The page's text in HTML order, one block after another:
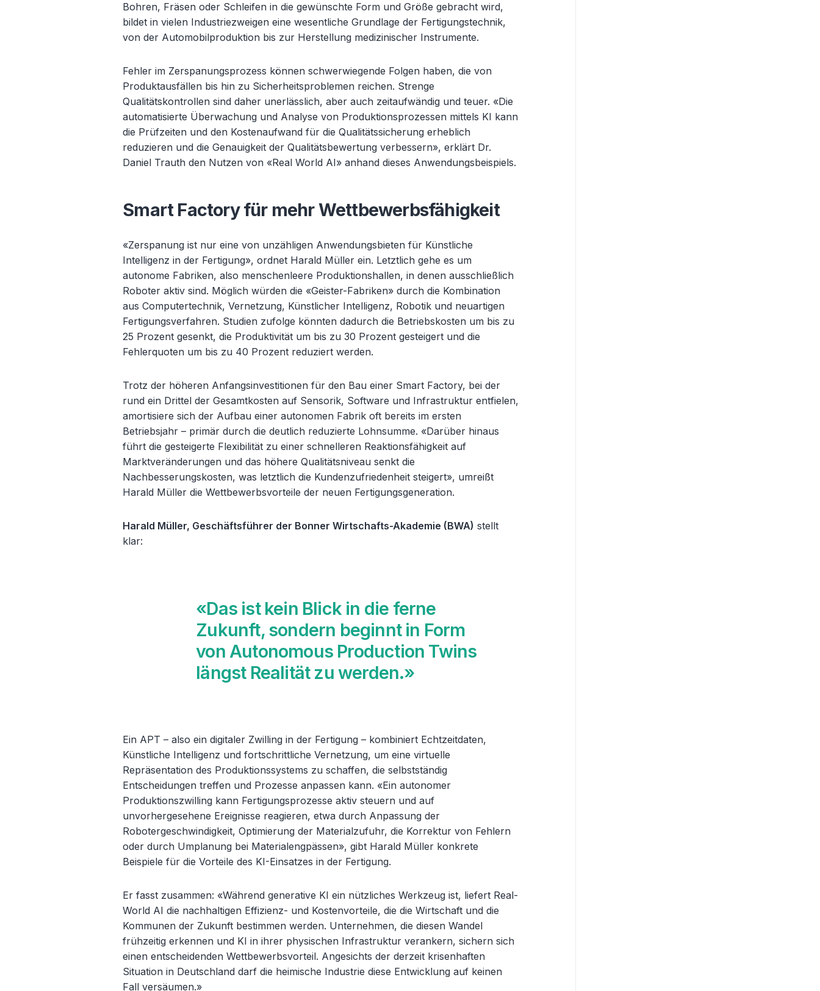
Bohren, Fräsen oder Schleifen in die gewünschte Form und Größe gebracht wird,
bildet in vielen Industriezweigen eine wesentliche Grundlage der Fertigungstechnik,
von der Automobilproduktion bis zur Herstellung medizinischer Instrumente.
Fehler im Zerspanungsprozess können schwerwiegende Folgen haben, die von
Produktausfällen bis hin zu Sicherheitsproblemen reichen. Strenge
Qualitätskontrollen sind daher unerlässlich, aber auch zeitaufwändig und teuer. «Die
automatisierte Überwachung und Analyse von Produktionsprozessen mittels KI kann
die Prüfzeiten und den Kostenaufwand für die Qualitätssicherung erheblich
reduzieren und die Genauigkeit der Qualitätsbewertung verbessern», erklärt Dr.
Daniel Trauth den Nutzen von «Real World AI» anhand dieses Anwendungsbeispiels.
Smart Factory für mehr Wettbewerbsfähigkeit
«Zerspanung ist nur eine von unzähligen Anwendungsbieten für Künstliche
Intelligenz in der Fertigung», ordnet Harald Müller ein. Letztlich gehe es um
autonome Fabriken, also menschenleere Produktionshallen, in denen ausschließlich
Roboter aktiv sind. Möglich würden die «Geister-Fabriken» durch die Kombination
aus Computertechnik, Vernetzung, Künstlicher Intelligenz, Robotik und neuartigen
Fertigungsverfahren. Studien zufolge könnten dadurch die Betriebskosten um bis zu
25 Prozent gesenkt, die Produktivität um bis zu 30 Prozent gesteigert und die
Fehlerquoten um bis zu 40 Prozent reduziert werden.
Trotz der höheren Anfangsinvestitionen für den Bau einer Smart Factory, bei der
rund ein Drittel der Gesamtkosten auf Sensorik, Software und Infrastruktur entfielen,
amortisiere sich der Aufbau einer autonomen Fabrik oft bereits im ersten
Betriebsjahr– primär durch die deutlich reduzierte Lohnsumme. «Darüber hinaus
führt die gesteigerte Flexibilität zu einer schnelleren Reaktionsfähigkeit auf
Marktveränderungen und das höhere Qualitätsniveau senkt die
Nachbesserungskosten, was letztlich die Kundenzufriedenheit steigert», umreißt
Harald Müller die Wettbewerbsvorteile der neuen Fertigungsgeneration.
Harald Müller, Geschäftsführer der Bonner Wirtschafts-Akademie (BWA) stellt
klar:
«Das ist kein Blick in die ferne
Zukunft, sondern beginnt in Form
von Autonomous Production Twins
längst Realität zu werden.»
Ein APT– also ein digitaler Zwilling in der Fertigung – kombiniert Echtzeitdaten,
Künstliche Intelligenz und fortschrittliche Vernetzung, um eine virtuelle
Repräsentation des Produktionssystems zu schaffen, die selbstständig
Entscheidungen treffen und Prozesse anpassen kann. «Ein autonomer
Produktionszwilling kann Fertigungsprozesse aktiv steuern und auf
unvorhergesehene Ereignisse reagieren, etwa durch Anpassung der
Robotergeschwindigkeit, Optimierung der Materialzufuhr, die Korrektur von Fehlern
oder durch Umplanung bei Materialengpässen», gibt Harald Müller konkrete
Beispiele für die Vorteile des KI-Einsatzes in der Fertigung.
Er fasst zusammen: «Während generative KI ein nützliches Werkzeug ist, liefert Real-
World AI die nachhaltigen Effizienz- und Kostenvorteile, die die Wirtschaft und die
Kommunen der Zukunft bestimmen werden. Unternehmen, die diesen Wandel
frühzeitig erkennen und KI in ihrer physischen Infrastruktur verankern, sichern sich
einen entscheidenden Wettbewerbsvorteil. Angesichts der derzeit krisenhaften
Situation in Deutschland darf die heimische Industrie diese Entwicklung auf keinen
Fall versäumen.»